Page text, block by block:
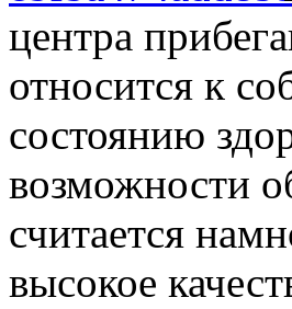
центра
относится к
состоянию
возможности
считается
высокое